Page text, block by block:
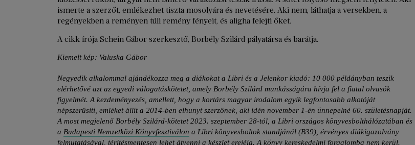
ismerte a szerzőt, emlékezhet tiszta mosolyára és nevetésére. Aki nem, láthatja a versekben, a
regényekben a reményen túli remény fényeit, és aligha felejti őket.
A cikk írója Schein Gábor szerkesztő, Borbély Szilárd pályatársa és barátja.
Kiemelt kép: Valuska Gábor
Negyedik alkalommal ajándékozza meg a diákokat a Libri és a Jelenkor kiadó: 10 000 példányban teszik
elérhetővé azt az egyedi válogatáskötetet, amely Borbély Szilárd munkásságára hívja fel a fiatal olvasók
figyelmét. A kezdeményezés, amellett, hogy a kortárs magyar irodalom egyik legfontosabb alkotóját
népszerűsíti, emléket állít a 2014-ben elhunyt szerzőnek, aki idén november 1-én ünnepelné 60. születésnapját.
A most megjelenő Borbély Szilárd-kötetet 2023. szeptember 28-tól, a Libri országos könyvesbolthálózatában és
a Budapesti Nemzetközi Könyvfesztiválon a Libri könyvesboltok standjánál (B39), érvényes diákigazolvány
felmutatásával, térítésmentesen lehet átvenni a készlet erejéig. A könyv kereskedelmi forgalomba nem kerül.